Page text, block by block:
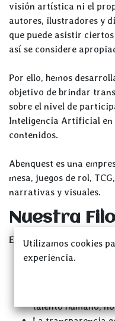
visión artística ni el
autores, ilustradores y
que puede asistir
así se considere
Por ello, hemos
objetivo de brindar
sobre el nivel de
Inteligencia Artificial en
contenidos.
Abenquest es una
mesa, juegos de rol,
narrativas y visuales.
Nuestra
En Abenquest creemos
La creatividad
Las herramientas
talento humano,
Utilizamos cookies
experiencia.